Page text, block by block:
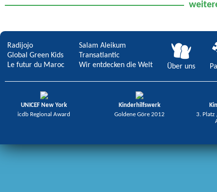
der Erde?
Radijojo
Global Green Kids
Le futur du Maroc
Salam Aleikum
Transatlantic
Wir entdecken die Welt
Über uns
UNICEF New York
icdb Regional Award
Kinderhilfswerk
Goldene Göre 2012
3. Platz